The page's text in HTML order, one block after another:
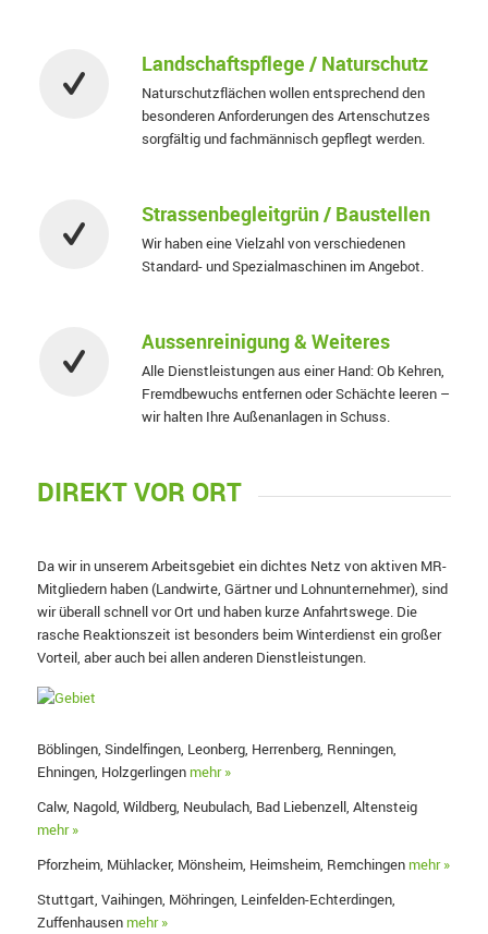
Landschaftspflege / Naturschutz
Naturschutzflächen wollen entsprechend den
besonderen Anforderungen des Artenschutzes
sorgfältig und fachmännisch gepflegt werden.
Strassenbegleitgrün / Baustellen
Wir haben eine Vielzahl von verschiedenen
Standard- und Spezialmaschinen im Angebot.
Aussenreinigung & Weiteres
Alle Dienstleistungen aus einer Hand: Ob Kehren,
Fremdbewuchs entfernen oder Schächte leeren –
wir halten Ihre Außenanlagen in Schuss.
DIREKT VOR ORT
Da wir in unserem Arbeitsgebiet ein dichtes Netz von aktiven MR-
Mitgliedern haben (Landwirte, Gärtner und Lohnunternehmer), sind
wir überall schnell vor Ort und haben kurze Anfahrtswege. Die
rasche Reaktionszeit ist besonders beim Winterdienst ein großer
Vorteil, aber auch bei allen anderen Dienstleistungen.
Böblingen, Sindelfingen, Leonberg, Herrenberg, Renningen,
Ehningen, Holzgerlingen mehr »
Calw, Nagold, Wildberg, Neubulach, Bad Liebenzell, Altensteig
mehr »
Pforzheim, Mühlacker, Mönsheim, Heimsheim, Remchingen mehr »
Stuttgart, Vaihingen, Möhringen, Leinfelden-Echterdingen,
Zuffenhausen mehr »